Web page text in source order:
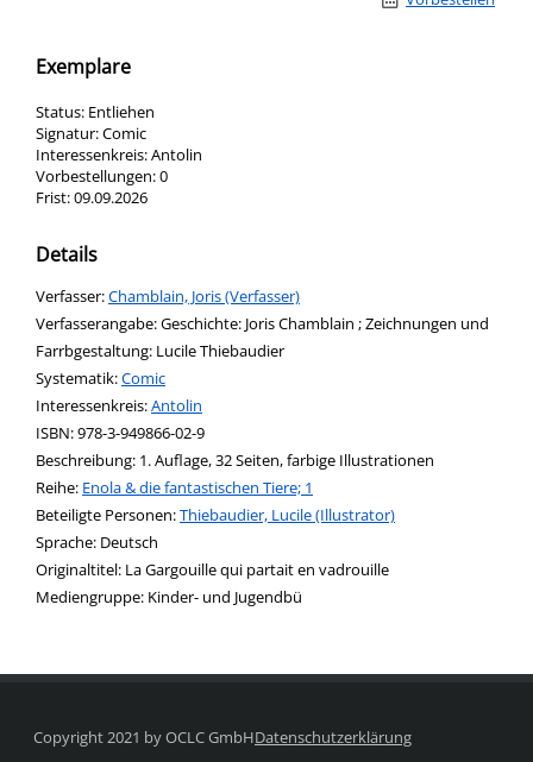
Exemplare
Status: Entliehen
Signatur:Comic
Interessenkreis:Antolin
Vorbestellungen:0
Frist:09.09.2026
Details
Verfasser:Suche nach diesem Verfasser
Chamblain, Joris (Verfasser)
Verfasserangabe:Geschichte: Joris Chamblain ; Zeichnungen und
Farrbgestaltung: Lucile Thiebaudier
opens in new tab
Diesen Link in neuem Tab öffnen
Systematik:Suche nach dieser Systematik
Comic
Interessenkreis:Suche nach diesem Interessenskreis
Antolin
ISBN:978-3-949866-02-9
Beschreibung: 1. Auflage, 32 Seiten, farbige Illustrationen
Reihe: Enola & die fantastischen Tiere; 1
Beteiligte Personen:Suche nach dieser Beteiligten Person
Thiebaudier, Lucile (Illustrator)
Sprache: Deutsch
Originaltitel: La Gargouille qui partait en vadrouille
Mediengruppe: Kinder- und Jugendbü
Copyright 2021 by OCLC GmbHDatenschutzerklärung